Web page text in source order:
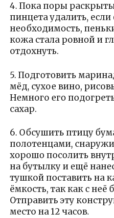
4. Пока поры
пинцета удалить, если
необходимость,
кожа стала ровной и
отдохнуть.
5. Подготовить
мёд, сухое вино,
Немного его
сахар.
6. Обсушить птицу
полотенцами,
хорошо посолить
на бутылку и ещё
тушкой поставить на
ёмкость, так как с неё
Отправить эту
место на 12 часов.